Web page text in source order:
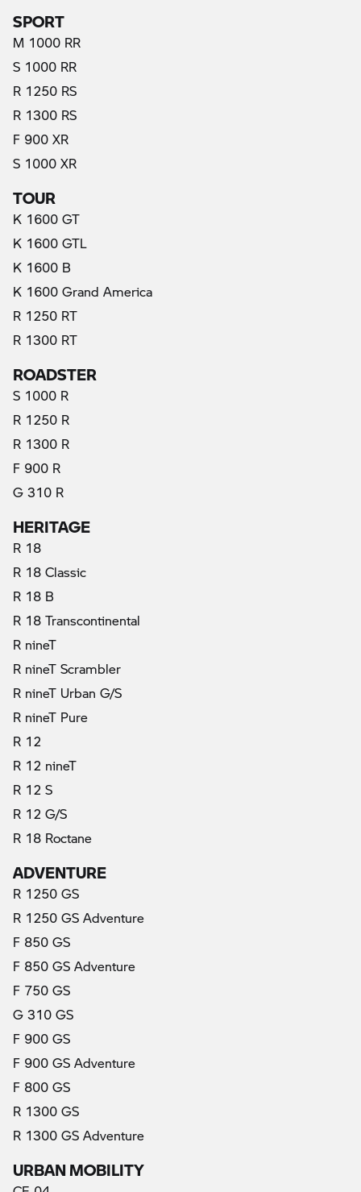
SPORT
M 1000 RR
S 1000 RR
R 1250 RS
R 1300 RS
F 900 XR
S 1000 XR
TOUR
K 1600 GT
K 1600 GTL
K 1600 B
K 1600 Grand America
R 1250 RT
R 1300 RT
ROADSTER
S 1000 R
R 1250 R
R 1300 R
F 900 R
G 310 R
HERITAGE
R 18
R 18 Classic
R 18 B
R 18 Transcontinental
R nineT
R nineT Scrambler
R nineT Urban G/S
R nineT Pure
R 12
R 12 nineT
R 12 S
R 12 G/S
R 18 Roctane
ADVENTURE
R 1250 GS
R 1250 GS Adventure
F 850 GS
F 850 GS Adventure
F 750 GS
G 310 GS
F 900 GS
F 900 GS Adventure
F 800 GS
R 1300 GS
R 1300 GS Adventure
URBAN MOBILITY